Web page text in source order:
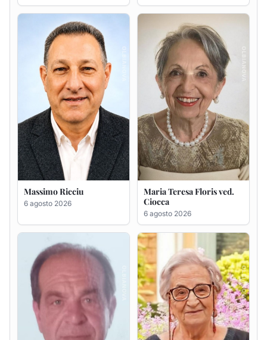
Massimo Ricciu
6 agosto 2026
Maria Teresa Floris ved.
Ciocca
6 agosto 2026